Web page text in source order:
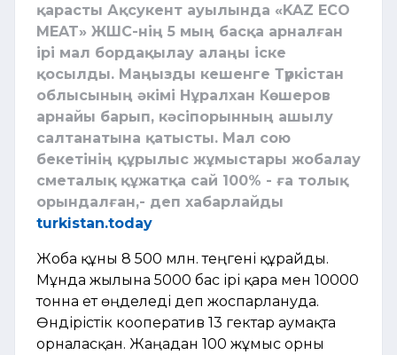
қарасты Ақсукент ауылында «KAZ ECO
MEAT» ЖШС-нің 5 мың басқа арналған
ірі мал бордақылау алаңы іске
қосылды. Маңызды кешенге Түркістан
облысының әкімі Нұралхан Көшеров
арнайы барып, кәсіпорынның ашылу
салтанатына қатысты. Мал сою
бекетінің құрылыс жұмыстары жобалау
сметалық құжатқа сай 100% - ға толық
орындалған,- деп хабарлайды
turkistan.today
Жоба құны 8 500 млн. теңгені құрайды.
Мұнда жылына 5000 бас ірі қара мен 10000
тонна ет өңделеді деп жоспарлануда.
Өндірістік кооператив 13 гектар аумақта
орналасқан. Жаңадан 100 жұмыс орны